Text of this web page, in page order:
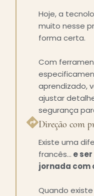
Hoje, a
muito nesse
forma certa.
Com
aprendizado,
ajustar
segurança
Direção com
Existe uma
francês… e
jornada com
Quando